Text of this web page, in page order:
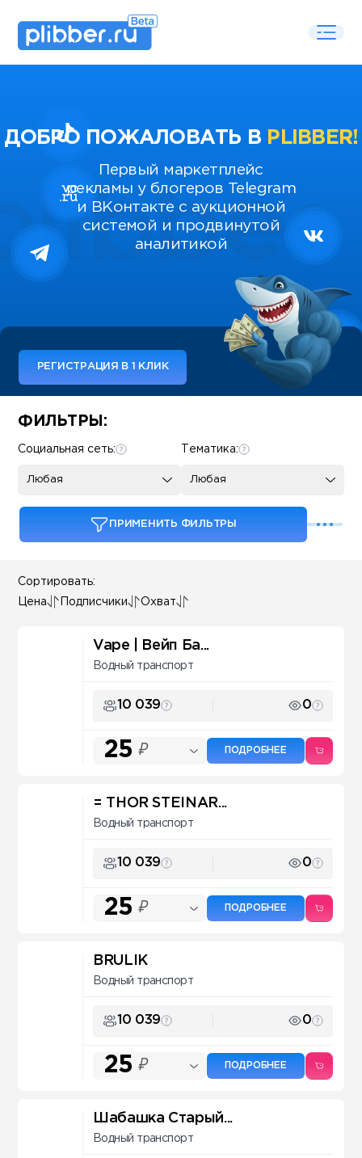
ДОБРО ПОЖАЛОВАТЬ В PLIBBER!
Первый маркетплейс
рекламы у блогеров Telegram
и ВКонтакте с аукционной
системой и продвинутой
аналитикой
РЕГИСТРАЦИЯ В 1 КЛИК
Some SEO Title
ФИЛЬТРЫ:
Тематика:
Любая
Социальная сеть:
Любая
ПРИМЕНИТЬ ФИЛЬТРЫ
Сортировать:
Цена Подписчики Охват
Vape | Вейп Ба...
Водный транспорт
10 039 0
25 ₽ ПОДРОБНЕЕ
= THOR STEINAR...
Водный транспорт
10 039 0
25 ₽ ПОДРОБНЕЕ
BRULIK
Водный транспорт
10 039 0
25 ₽ ПОДРОБНЕЕ
Шабашка Старый...
Водный транспорт